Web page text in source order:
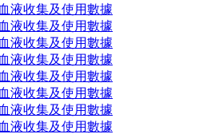
液收集及使用數據
液收集及使用數據
液收集及使用數據
液收集及使用數據
液收集及使用數據
液收集及使用數據
液收集及使用數據
液收集及使用數據